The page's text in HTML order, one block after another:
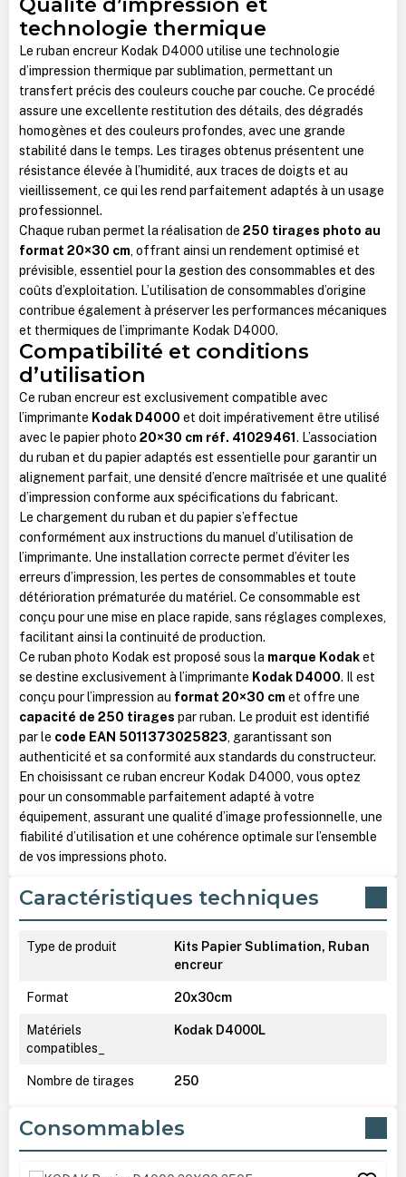
technologie thermique
Le ruban encreur Kodak D4000 utilise une technologie
d’impression thermique par sublimation, permettant un
transfert précis des couleurs couche par couche. Ce procédé
assure une excellente restitution des détails, des dégradés
homogènes et des couleurs profondes, avec une grande
stabilité dans le temps. Les tirages obtenus présentent une
résistance élevée à l’humidité, aux traces de doigts et au
vieillissement, ce qui les rend parfaitement adaptés à un usage
professionnel.
Chaque ruban permet la réalisation de 250 tirages photo au
format 20×30 cm, offrant ainsi un rendement optimisé et
prévisible, essentiel pour la gestion des consommables et des
coûts d’exploitation. L’utilisation de consommables d’origine
contribue également à préserver les performances mécaniques
et thermiques de l’imprimante Kodak D4000.
Compatibilité et conditions
d’utilisation
Ce ruban encreur est exclusivement compatible avec
l’imprimante Kodak D4000 et doit impérativement être utilisé
avec le papier photo 20×30 cm réf. 41029461. L’association
du ruban et du papier adaptés est essentielle pour garantir un
alignement parfait, une densité d’encre maîtrisée et une qualité
d’impression conforme aux spécifications du fabricant.
Le chargement du ruban et du papier s’effectue
conformément aux instructions du manuel d’utilisation de
l’imprimante. Une installation correcte permet d’éviter les
erreurs d’impression, les pertes de consommables et toute
détérioration prématurée du matériel. Ce consommable est
conçu pour une mise en place rapide, sans réglages complexes,
facilitant ainsi la continuité de production.
Ce ruban photo Kodak est proposé sous la marque Kodaket
se destine exclusivement à l’imprimante Kodak D4000. Il est
conçu pour l’impression au format 20×30 cm et offre une
capacité de 250 tirages par ruban. Le produit est identifié
par le code EAN 5011373025823, garantissant son
authenticité et sa conformité aux standards du constructeur.
En choisissant ce ruban encreur Kodak D4000, vous optez
pour un consommable parfaitement adapté à votre
équipement, assurant une qualité d’image professionnelle, une
fiabilité d’utilisation et une cohérence optimale sur l’ensemble
de vos impressions photo.
Caractéristiques techniques
Type de produit
Kits Papier Sublimation, Ruban
encreur
Format 20x30cm
Matériels
compatibles_
Kodak D4000L
Nombre de tirages 250
Consommables
Ignorer la galerie de produits